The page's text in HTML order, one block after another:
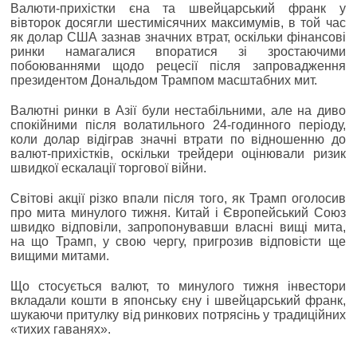
Валюти-прихістки єна та швейцарський франк у
вівторок досягли шестимісячних максимумів, в той час
як долар США зазнав значних втрат, оскільки фінансові
ринки намагалися впоратися зі зростаючими
побоюваннями щодо рецесії після запровадження
президентом Дональдом Трампом масштабних мит.
Валютні ринки в Азії були нестабільними, але на диво
спокійними після волатильного 24-годинного періоду,
коли долар відіграв значні втрати по відношенню до
валют-прихістків, оскільки трейдери оцінювали ризик
швидкої ескалації торгової війни.
Світові акції різко впали після того, як Трамп оголосив
про мита минулого тижня. Китай і Європейський Союз
швидко відповіли, запропонувавши власні вищі мита,
на що Трамп, у свою чергу, пригрозив відповісти ще
вищими митами.
Що стосується валют, то минулого тижня інвестори
вкладали кошти в японську єну і швейцарський франк,
шукаючи притулку від ринкових потрясінь у традиційних
«тихих гаванях».